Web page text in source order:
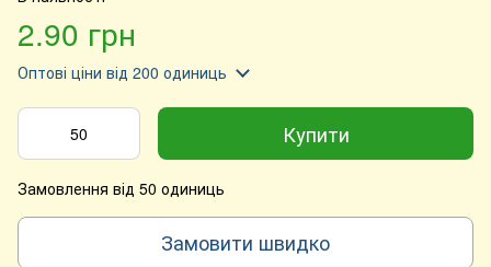
2.90 грн
Оптові ціни від 200 одиниць
Купити
Замовлення від 50 одиниць
Замовити швидко